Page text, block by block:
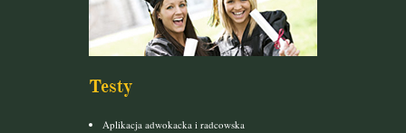
Testy
Aplikacja adwokacka i radcowska